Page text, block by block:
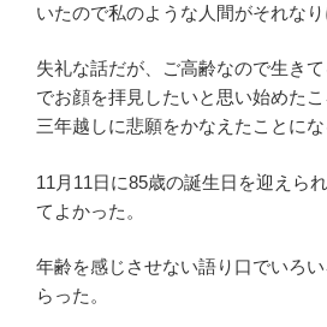
いたので私のような人間がそれなり
失礼な話だが、ご高齢なので生き
でお顔を拝見したいと思い始めた
三年越しに悲願をかなえたことにな
11月11日に85歳の誕生日を迎えら
てよかった。
年齢を感じさせない語り口でいろ
らった。